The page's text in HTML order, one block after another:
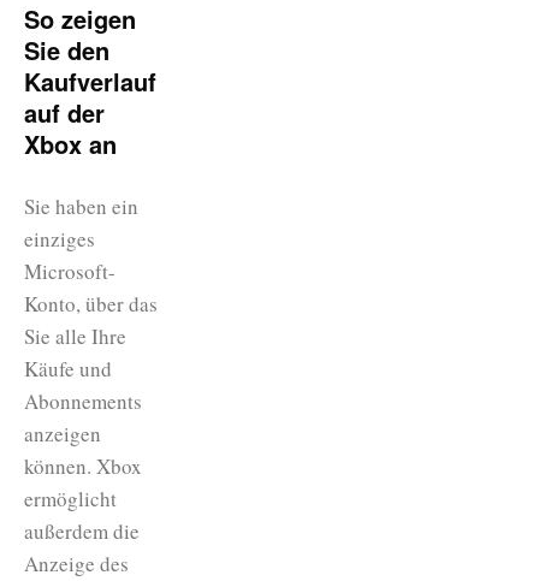
So zeigen
Sie den
Kaufverlauf
auf der
Xbox an
Sie haben ein
einziges
Microsoft-
Konto, über das
Sie alle Ihre
Käufe und
Abonnements
anzeigen
können. Xbox
ermöglicht
außerdem die
Anzeige des